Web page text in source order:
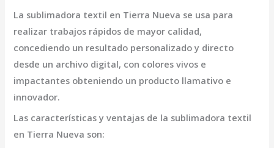
La sublimadora textil en Tierra Nueva se usa para
realizar trabajos rápidos de mayor calidad,
concediendo un resultado personalizado y directo
desde un archivo digital, con colores vivos e
impactantes obteniendo un producto llamativo e
innovador.
Las características y ventajas de la sublimadora textil
en Tierra Nueva son: